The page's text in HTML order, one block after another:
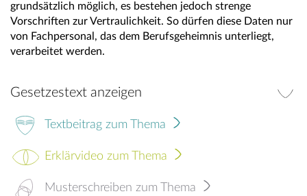
grundsätzlich möglich, es bestehen jedoch strenge
Vorschriften zur Vertraulichkeit. So dürfen diese Daten nur
von Fachpersonal, das dem Berufsgeheimnis unterliegt,
verarbeitet werden.
Gesetzestext anzeigen
Textbeitrag zum Thema
Erklärvideo zum Thema
Musterschreiben zum Thema